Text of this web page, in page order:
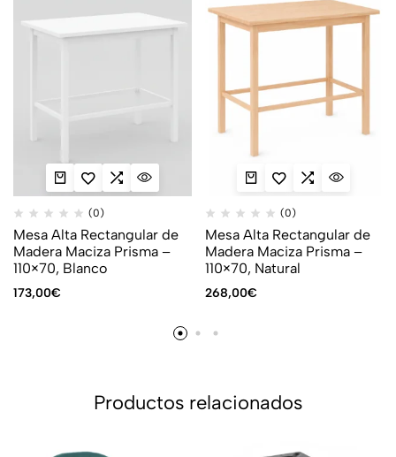
(0)
Mesa Alta Rectangular de
Madera Maciza Prisma –
110×70, Blanco
173,00€
(0)
Mesa Alta Rectangular de
Madera Maciza Prisma –
110×70, Natural
268,00€
Productos relacionados